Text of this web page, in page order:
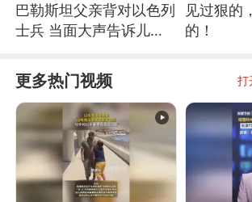
巴勒斯坦父亲背对以色列
士兵 当面大声告诉儿
见过狠的
的！
更多热门视频 打